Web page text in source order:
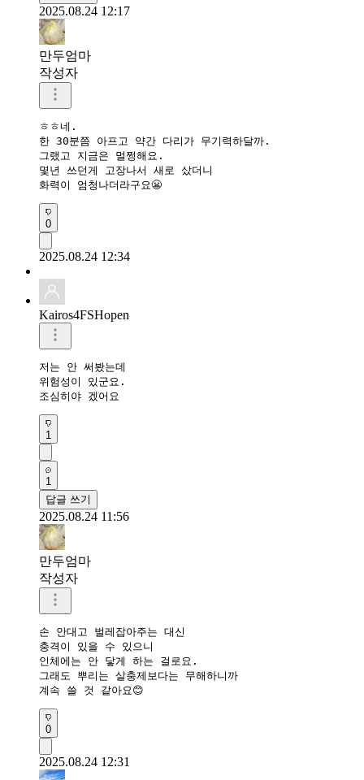
2025.08.24 12:17
만두엄마
작성자
ㅎㅎ네.
한 30분쯤 아프고 약간 다리가 무기력하달까.
그랬고 지금은 멀쩡해요.
몇년 쓰던게 고장나서 새로 샀더니
0
2025.08.24 12:34
Kairos4FSHopen
저는 안 써봤는데
위험성이 있군요.
조심히야 겠어요
1
1
답글 쓰기
2025.08.24 11:56
만두엄마
작성자
손 안대고 벌레잡아주는 대신
충격이 있을 수 있으니
인체에는 안 닿게 하는 걸로요.
그래도 뿌리는 살충제보다는 무해하니까
계속 쓸 것 같아요😊
0
2025.08.24 12:31